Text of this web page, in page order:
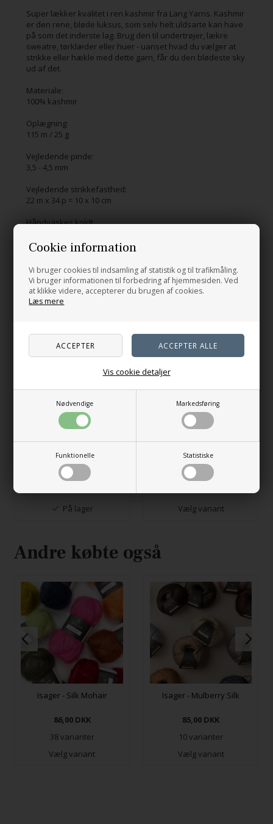
Cookie information
Vi bruger cookies til indsamling af statistik og til trafikmåling.
Vi bruger informationen til forbedring af hjemmesiden. Ved
at klikke videre, accepterer du brugen af cookies.
Læs mere
Nødvendige Markedsføring
Funktionelle Statistiske
Vis cookie detaljer
0105 0110 0113 0119
0128
0165
0464
Super lækker kvalitet i ren kashmir fra Lang Yarns. Kashmir
er den rene, bløde luksus, som selv helt uldsarte kan have
på som det inderste lag. Brug den til undertrøjer, lækre
sweatre, tørklæder eller huer - uanset hvad du vælger at
strikke eller hækle med dette garn, får du den blødeste sky
ud af det.
Materiale:
100% kashmir
Oplægning:
115 m / 25 g
Vejledende pinde:
3,5 - 4,5 mm
Vejledende strikkefasthed:
22 m x 34 p = 10 x 10 cm
Håndvaskes koldt.
Relaterede produkter
Sommerfuglens nåleetui
65,00DKK
På lager
Mesh Bag - med bund
60,00DKK
Blå: 23 x 32 cm
Gul: 19 x 25,5 cm
Vælg variant
Andre købte også
Isager - Silk Mohair
86,00 DKK
38 varianter
Vælg variant
Isager - Mulberry Silk
85,00 DKK
10 varianter
Vælg variant